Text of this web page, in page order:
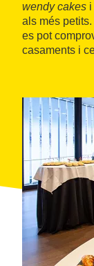
wendy cakes
als més
es pot
casaments i